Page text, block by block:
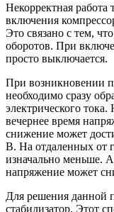
Некорректная работа
включения
Это связано с тем,
оборотов. При
просто выключается.
При возникновении
необходимо сразу
электрического
вечернее время
снижение может
В. На отдаленных от
изначально меньше. А
напряжение может
Для решения данной
стабилизатор. Этот